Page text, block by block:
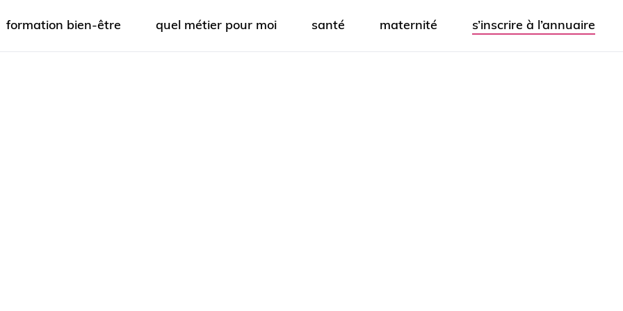
formation bien-être quel métier pour moi santé maternité s’inscrire à l’annuaire